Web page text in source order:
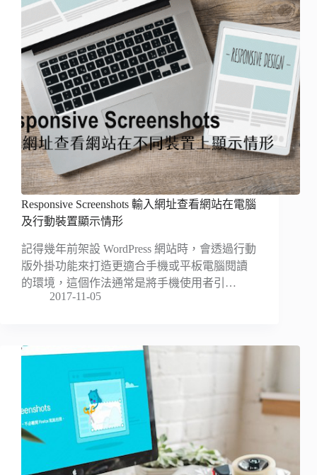
Responsive Screenshots 輸入網址查看網站在電腦
及行動裝置顯示情形
記得幾年前架設 WordPress 網站時，會透過行動
版外掛功能來打造更適合手機或平板電腦閱讀
的環境，這個作法通常是將手機使用者引…
2017-11-05